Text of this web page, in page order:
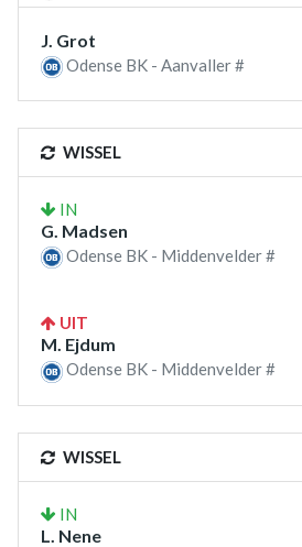
J. Grot
Odense BK - Aanvaller #
WISSEL
IN
G. Madsen
Odense BK - Middenvelder #
UIT
M. Ejdum
Odense BK - Middenvelder #
WISSEL
IN
L. Nene